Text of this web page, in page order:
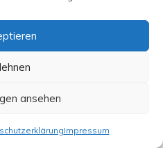
ansehen
Impressum
eines solchen
mit der Komplexität der
sinnlos zu
und für Lüftung
meiner
Incorrect weit.